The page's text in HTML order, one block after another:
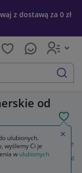
z dostawą za 0 zł
szukaj
od
1990 - kolekcjonerskie
kolekcjonerskie
ulubionych.
wyślemy Ci je
w ulubionych